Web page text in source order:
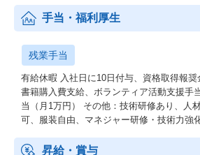
手当・福利厚生
残業手当
有給休暇 入社日に10日付与、資格取得報奨
書籍購入費支給、ボランティア活動支援手
当（月1万円） その他：技術研修あり、人
可、服装自由、マネジャー研修・技術力強
昇給・賞与